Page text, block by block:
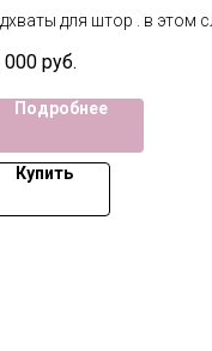
для штор . в этом
сбоку.довольно
000 руб.
Подробнее
Купить